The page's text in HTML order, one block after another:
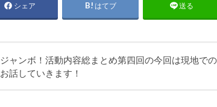
シェア はてブ 送る
ジャンボ！活動内容総まとめ第四回の今回は現地で
お話していきます！